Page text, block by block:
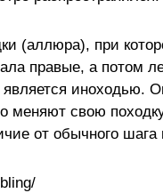
(аллюра), при
правые, а потом
иноходью.
меняют свою
от обычного